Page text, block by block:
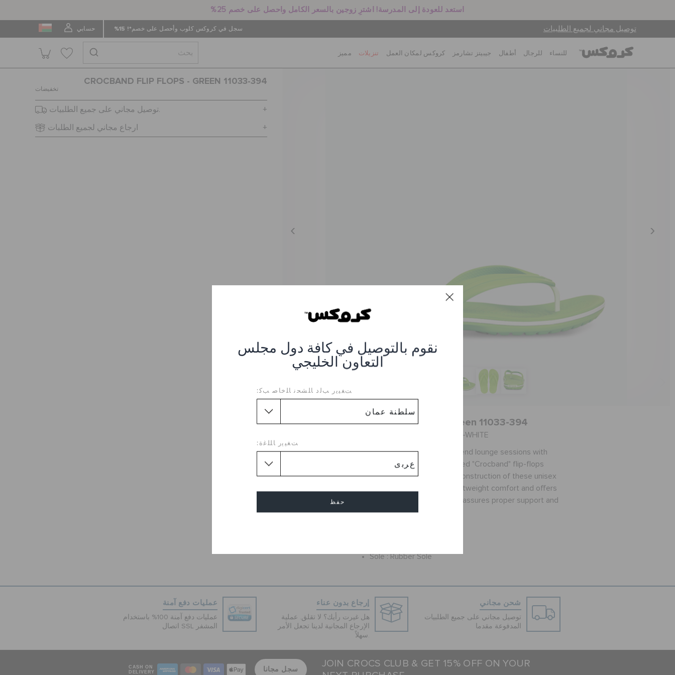
استعد للعودة إلى المدرسة! اشترِ زوجين بالسعر الكامل واحصل على خصم 25%
توصيل مجاني لجميع الطلبيات سجل في كروكس كلوب وأحصل على خصم*! 15% حسابي
نقوم بالتوصيل في كافة دول مجلس
التعاون الخليجي
ﺖﻐﻴﻳﺭ ﺐﻟﺩ ﺎﻠﺸﺤﻧ ﺎﻠﺧﺎﺻ ﺐﻛ:
ﺖﻐﻴﻳﺭ ﺎﻠﻠﻏﺓ:
حفظ
للنساء للرجال أطفال جيبيتز تشارمز كروكس لمكان العمل تنزيلات مميز
CROCBAND FLIP FLOPS - GREEN 11033-394
تخفيضات
توصيل مجاني على جميع الطلبيات.
ارجاع مجاني لجميع الطلبات
Crocband Flip Flops - Green 11033-394
العنصر #11033-394-VOLTGREEN-WHITE
A fun, stylish pick for your weekend lounge sessions with
friends is this pair of green colored "Crocband" flip-flops
from Crocs. The thermoplastic construction of these unisex
flip-flops not only maximizes lightweight comfort and offers
a well-cushioned stride, but also assures proper support and
easy maintenance.
Sole :Rubber Sole
شحن مجاني
توصيل مجاني على جميع الطلبيات
المدفوعة مقدما
إرجاع بدون عناء
هل غيرت رأيك؟ لا تقلق. عملية
الإرجاع المجانية لدينا تجعل الأمر
سهلاً.
عمليات دفع آمنة
عمليات دفع آمنة 100% باستخدام
اتصال SSL المشفر
JOIN CROCS CLUB & GET 15% OFF ON YOUR
سجل مجانا
CASH ON
DELIVERY